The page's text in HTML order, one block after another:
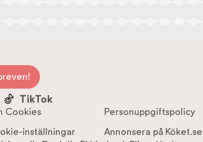
TikTok
Cookies
Personuppgiftspolicy
inställningar
Annonsera på Köket.se